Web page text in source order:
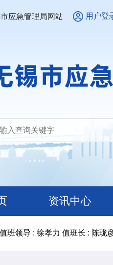
应急管理局网站 用户登
资讯中心
值班领导 : 徐孝力 值班长 : 陈珑